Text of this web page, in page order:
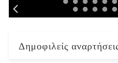
Δημοφιλείς